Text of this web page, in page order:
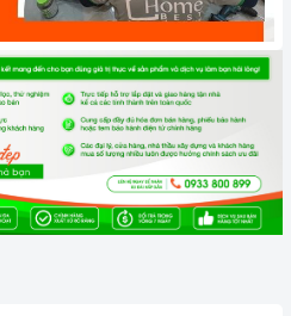
linh hoạt:Hướng dẫn sử dụng,
hãng, hậu mãi chuyên
sẽ có trải nghiệm tuyệt vời
nào trong quá trình sử dụng
chóng:
Đội ngũ tư vấn viên,
nghiệp, tận tâm sẽ đồng